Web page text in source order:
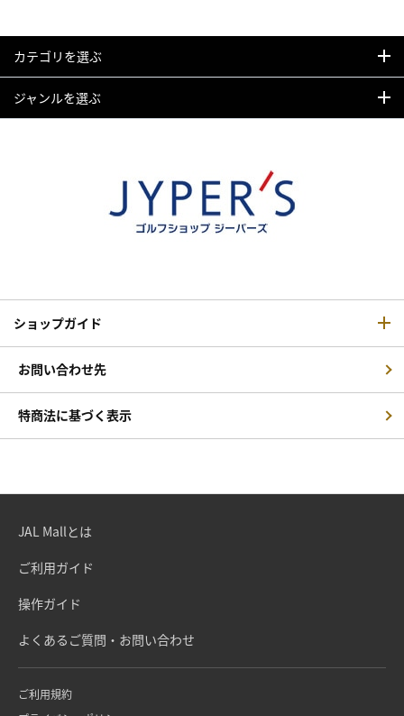
カテゴリを選ぶ
ジャンルを選ぶ
ショップガイド
お問い合わせ先
特商法に基づく表示
JAL Mallとは
ご利用ガイド
操作ガイド
よくあるご質問・お問い合わせ
ご利用規約